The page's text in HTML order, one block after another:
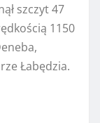
szczyt 47
1150
Łabędzia.